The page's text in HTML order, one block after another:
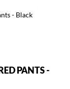
- Black
PANTS -